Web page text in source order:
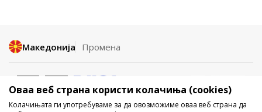
Македонија Промена
Оваа веб страна користи колачиња (cookies)
Колачињата ги употребуваме за да овозможиме оваа веб страна да